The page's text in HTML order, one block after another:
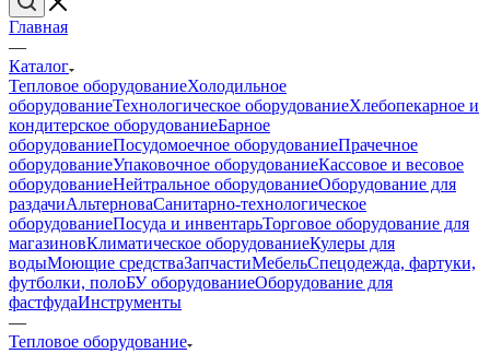
Главная
—
Каталог
Тепловое оборудованиеХолодильное
оборудованиеТехнологическое оборудованиеХлебопекарное и
кондитерское оборудованиеБарное
оборудованиеПосудомоечное оборудованиеПрачечное
оборудованиеУпаковочное оборудованиеКассовое и весовое
оборудованиеНейтральное оборудованиеОборудование для
раздачиАльтерноваСанитарно-технологическое
оборудованиеПосуда и инвентарьТорговое оборудование для
магазиновКлиматическое оборудованиеКулеры для
водыМоющие средстваЗапчастиМебельСпецодежда, фартуки,
футболки, полоБУ оборудованиеОборудование для
фастфудаИнструменты
—
Тепловое оборудование